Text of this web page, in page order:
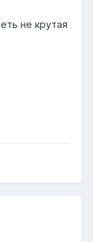
не крутая